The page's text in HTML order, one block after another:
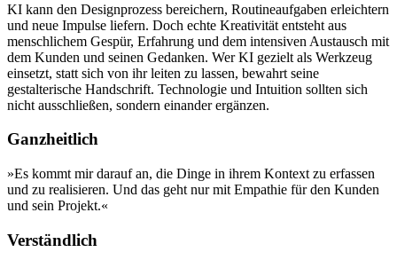
KI kann den Designprozess bereichern, Routineaufgaben erleichtern
und neue Impulse liefern. Doch echte Kreativität entsteht aus
menschlichem Gespür, Erfahrung und dem intensiven Austausch mit
dem Kunden und seinen Gedanken. Wer KI gezielt als Werkzeug
einsetzt, statt sich von ihr leiten zu lassen, bewahrt seine
gestalterische Handschrift. Technologie und Intuition sollten sich
nicht ausschließen, sondern einander ergänzen.
Ganzheitlich
»Es kommt mir darauf an, die Dinge in ihrem Kontext zu erfassen
und zu realisieren. Und das geht nur mit Empathie für den Kunden
und sein Projekt.«
Verständlich